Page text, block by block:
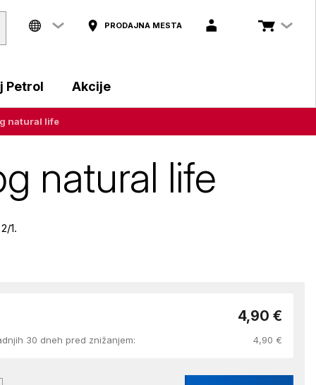
PRODAJNA MESTA
Petrol Akcije
natural life
natural life
1.
4,90 €
30 dneh pred znižanjem: 4,90 €